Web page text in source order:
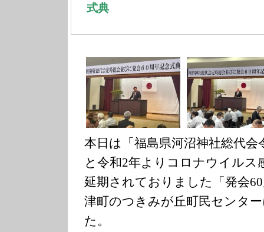
式典
本日は「福島県河沼神社総代会
と令和2年よりコロナウイルス
延期されておりました「発会
津町のつきみが丘町民センタ
た。